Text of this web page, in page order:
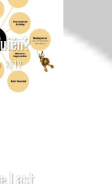
2012
Last